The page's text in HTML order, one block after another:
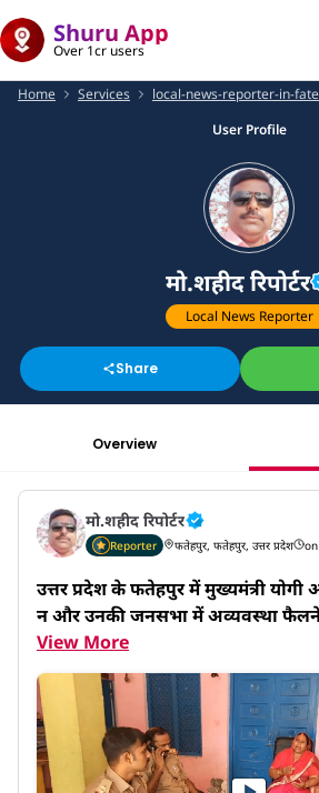
Shuru App
Over 1cr users
Home Services local-news-reporter-in-
User Profile
मो.शहीद रिपोर्टर
Local News Reporter
Share
Overview
मो.शहीद रिपोर्टर
Reporter फतेहपुर, फतेहपुर, उत्तर प्रदेश
उत्तर प्रदेश के फतेहपुर में मुख्यमंत्री
न और उनकी जनसभा में अव्यवस्था
View More